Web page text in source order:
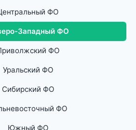
ФО
Западный ФО
ФО
Уральский ФО
Сибирский ФО
ФО
Южный ФО